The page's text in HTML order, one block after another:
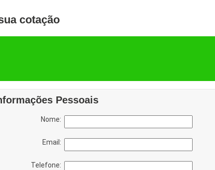
cotação
Pessoais
Nome:
Email:
Telefone: